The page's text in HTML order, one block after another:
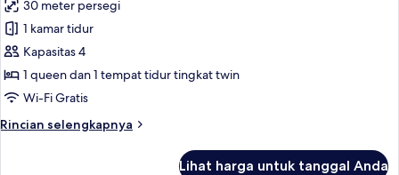
foto
untuk
Kamar
Keluarga
30 meter persegi
1 kamar tidur
Kapasitas 4
1 queen dan 1 tempat tidur tingkat twin
Wi-Fi Gratis
Rincian selengkapnya
Rincian
Lihat harga untuk tanggal Anda